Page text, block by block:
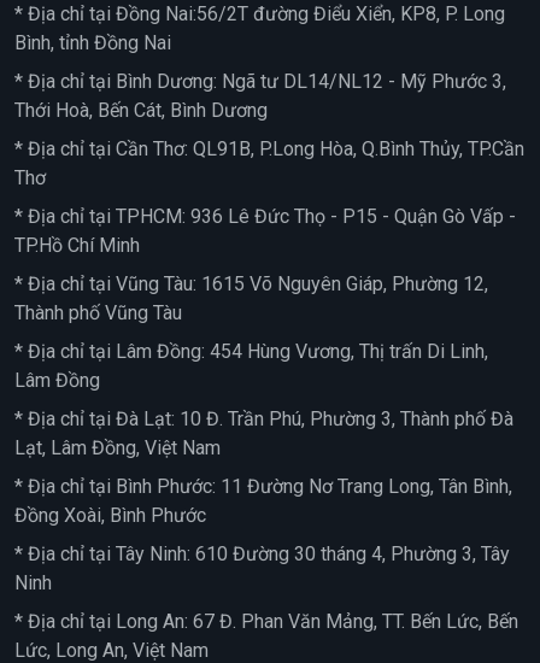
* Địa chỉ tại Đồng Nai:56/2T đường Điểu Xiển, KP8, P. Long
Bình, tỉnh Đồng Nai
* Địa chỉ tại Bình Dương: Ngã tư DL14/NL12 - Mỹ Phước 3,
Thới Hoà, Bến Cát, Bình Dương
* Địa chỉ tại Cần Thơ: QL91B, P.Long Hòa, Q.Bình Thủy, TP.Cần
Thơ
* Địa chỉ tại TPHCM: 936 Lê Đức Thọ - P15 - Quận Gò Vấp -
TP.Hồ Chí Minh
* Địa chỉ tại Vũng Tàu: 1615 Võ Nguyên Giáp, Phường 12,
Thành phố Vũng Tàu
* Địa chỉ tại Lâm Đồng: 454 Hùng Vương, Thị trấn Di Linh,
Lâm Đồng
* Địa chỉ tại Đà Lạt: 10 Đ. Trần Phú, Phường 3, Thành phố Đà
Lạt, Lâm Đồng, Việt Nam
* Địa chỉ tại Bình Phước: 11 Đường Nơ Trang Long, Tân Bình,
Đồng Xoài, Bình Phước
* Địa chỉ tại Tây Ninh: 610 Đường 30 tháng 4, Phường 3, Tây
Ninh
* Địa chỉ tại Long An: 67 Đ. Phan Văn Mảng, TT. Bến Lức, Bến
Lức, Long An, Việt Nam